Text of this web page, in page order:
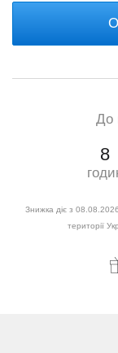
До
8
Знижка діє з
території